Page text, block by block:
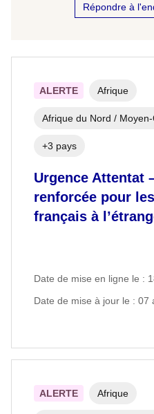
Répondre à
Urgence Attentat
renforcée pour
français à
ALERTE Afrique
Afrique du Nord /
+3 pays
Date de mise en ligne le :
Date de mise à jour le : 07
ALERTE Afrique